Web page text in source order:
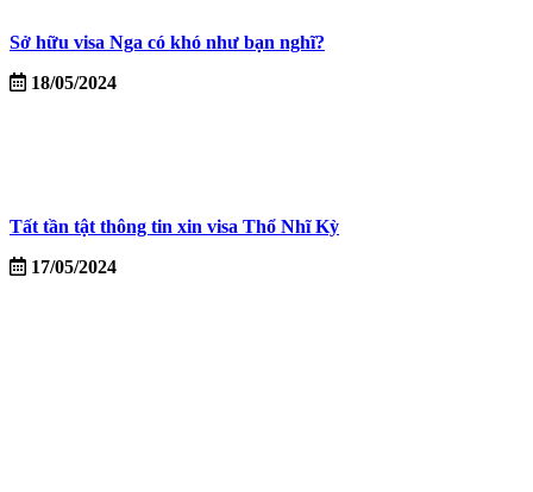
Sở hữu visa Nga có khó như bạn nghĩ?
18/05/2024
Tất tần tật thông tin xin visa Thổ Nhĩ Kỳ
17/05/2024